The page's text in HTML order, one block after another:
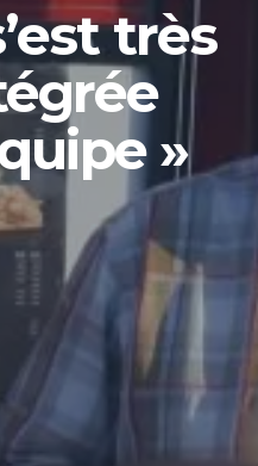
très
»